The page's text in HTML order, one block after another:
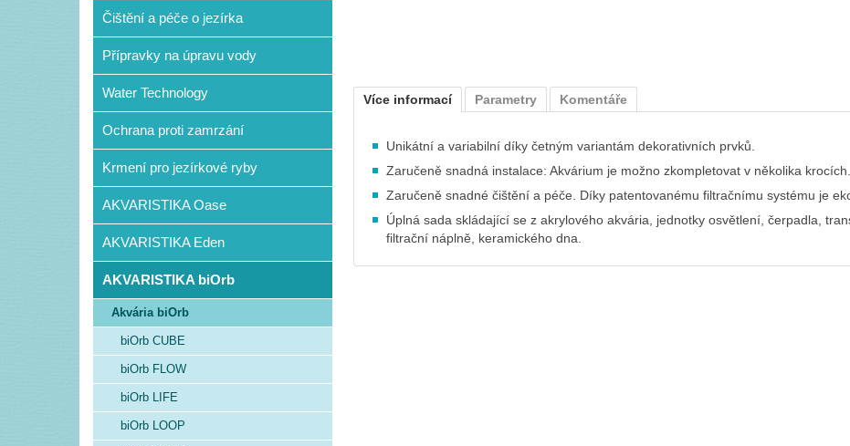
Více informací Parametry Komentáře
Unikátní a variabilní díky četným variantám dekorativních prvků.
Zaručeně snadná instalace: Akvárium je možno zkompletovat v několika krocích.
Zaručeně snadné čištění a péče. Díky patentovanému filtračnímu systému je
Úplná sada skládající se z akrylového akvária, jednotky osvětlení, čerpadla,
filtrační náplně, keramického dna.
Čištění a péče o jezírka
Přípravky na úpravu vody
Water Technology
Ochrana proti zamrzání
Krmení pro jezírkové ryby
AKVARISTIKA Oase
AKVARISTIKA Eden
AKVARISTIKA biOrb
Akvária biOrb
biOrb CUBE
biOrb FLOW
biOrb LIFE
biOrb LOOP